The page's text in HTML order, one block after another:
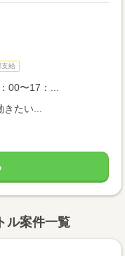
支給
00〜17：...
きたい...
ル案件一覧